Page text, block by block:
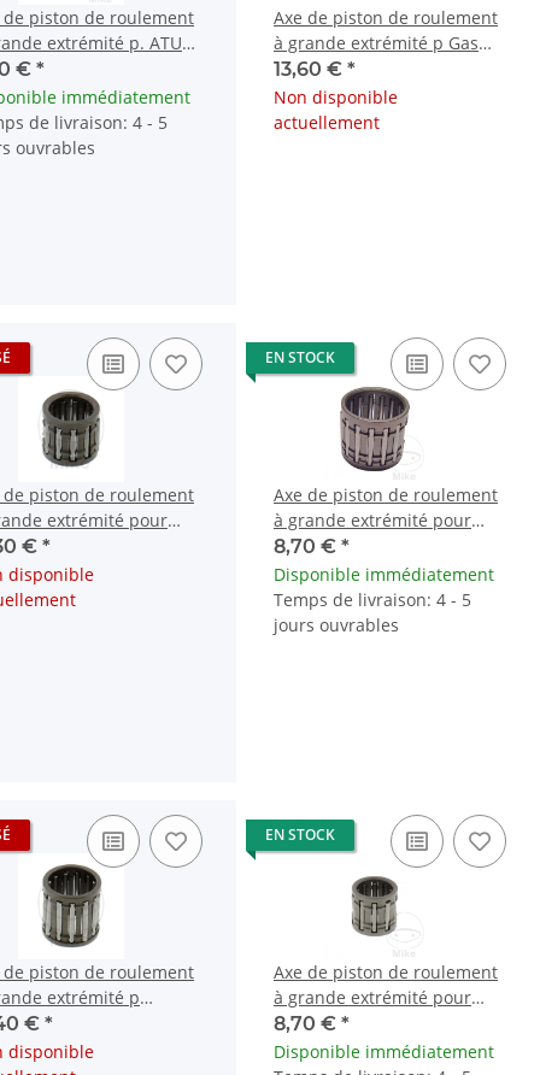
de piston de roulement
extrémité p. ATU
ZX Honda CR
€ *
immédiatement
de livraison: 4 - 5
ouvrables
Axe de piston de roulement
à grande extrémité p Gas
Gas EC HP MC TXT XC
Honda CR
13,60 € *
Non disponible
actuellement
de piston de roulement
extrémité pour
MB MT MTX 80 NH
€ *
disponible
EN STOCK
Axe de piston de roulement
à grande extrémité pour
Husaberg TE Husqvarna TC
TE
8,70 € *
Disponible immédiatement
Temps de livraison: 4 - 5
jours ouvrables
de piston de roulement
extrémité p
KDX 400 420 450
€ *
disponible
EN STOCK
Axe de piston de roulement
à grande extrémité pour
Kawasaki KX 60 65 # 1993-
2020
8,70 € *
Disponible immédiatement